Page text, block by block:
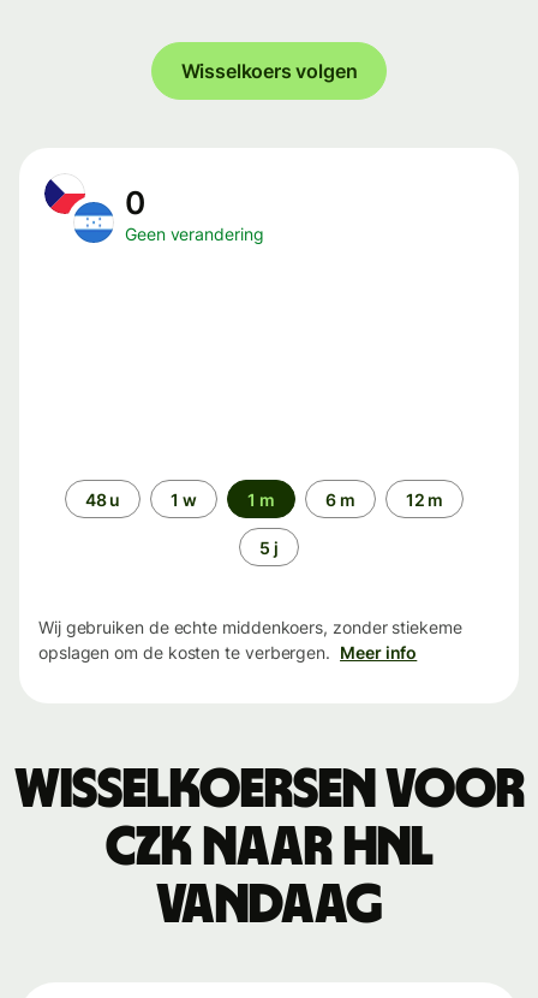
Wisselkoers volgen
0
Geen verandering
Periode48 u 1 w 1 m 6 m 12 m
5 j
Wij gebruiken de echte middenkoers, zonder stiekeme
opslagen om de kosten te verbergen. Meer info
Wisselkoersen voor
CZK naar HNL
vandaag